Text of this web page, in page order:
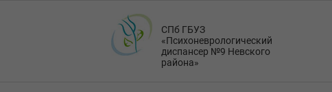
СПб ГБУЗ
«Психоневрологический
диспансер №9 Невского
района»